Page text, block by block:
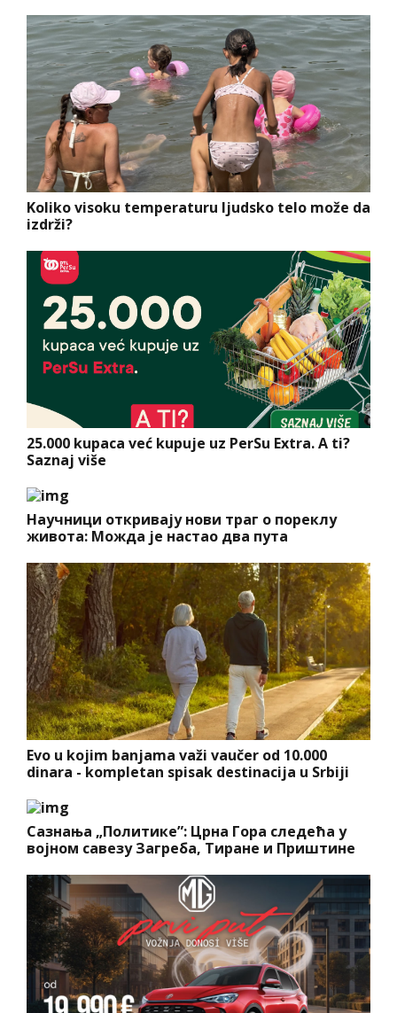
Koliko visoku temperaturu ljudsko telo može da
izdrži?
25.000 kupaca već kupuje uz PerSu Extra. A ti?
Saznaj više
Научници откривају нови траг о пореклу
живота: Можда је настао два пута
Evo u kojim banjama važi vaučer od 10.000
dinara - kompletan spisak destinacija u Srbiji
Сазнања „Политике”: Црна Гора следећа у
војном савезу Загреба, Тиране и Приштине